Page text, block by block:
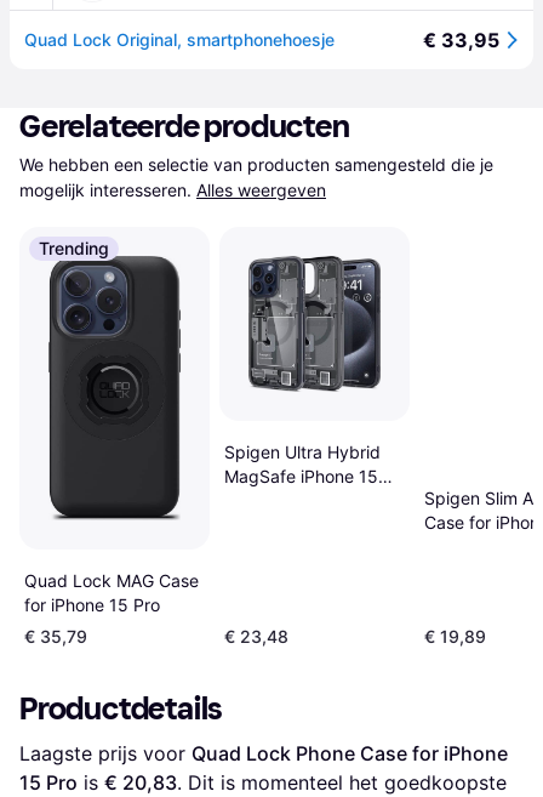
Quad Lock Original, smartphonehoesje € 33,95
Gerelateerde producten
We hebben een selectie van producten samengesteld die je
mogelijk interesseren. Alles weergeven
Trending
Quad Lock MAG Case
for iPhone 15 Pro
€ 35,79
Spigen Ultra Hybrid
MagSafe iPhone 15
€ 23,48
Spigen Slim
Case for
€ 19,89
Productdetails
Laagste prijs voor Quad Lock Phone Case for iPhone
15 Pro is € 20,83. Dit is momenteel het goedkoopste